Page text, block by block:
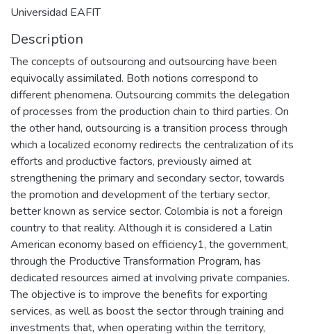
Universidad EAFIT
Description
The concepts of outsourcing and outsourcing have been
equivocally assimilated. Both notions correspond to
different phenomena. Outsourcing commits the delegation
of processes from the production chain to third parties. On
the other hand, outsourcing is a transition process through
which a localized economy redirects the centralization of its
efforts and productive factors, previously aimed at
strengthening the primary and secondary sector, towards
the promotion and development of the tertiary sector,
better known as service sector. Colombia is not a foreign
country to that reality. Although it is considered a Latin
American economy based on efficiency1, the government,
through the Productive Transformation Program, has
dedicated resources aimed at involving private companies.
The objective is to improve the benefits for exporting
services, as well as boost the sector through training and
investments that, when operating within the territory,